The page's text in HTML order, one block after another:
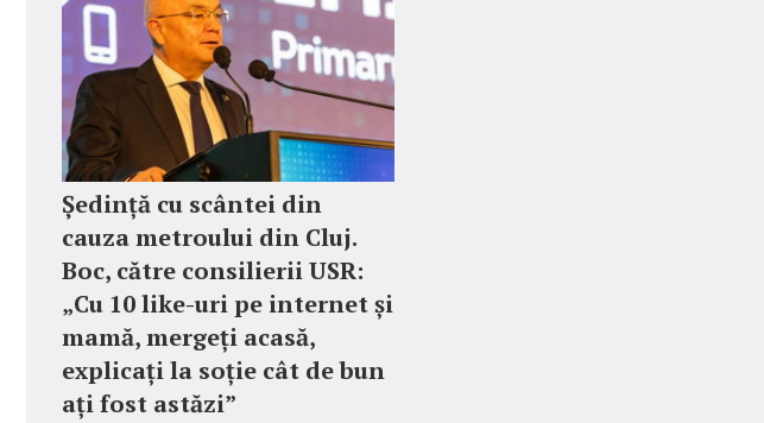
Ședință cu scântei din
cauza metroului din Cluj.
Boc, către consilierii USR:
„Cu 10 like-uri pe internet și
mamă, mergeți acasă,
explicați la soție cât de bun
ați fost astăzi”